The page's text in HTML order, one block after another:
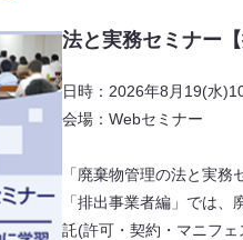
法と実務セミナー【
日時：2026年8月19(水
会場：Webセミナー
「廃棄物管理の法と実
「排出事業者編」では
託(許可・契約・マニフェ